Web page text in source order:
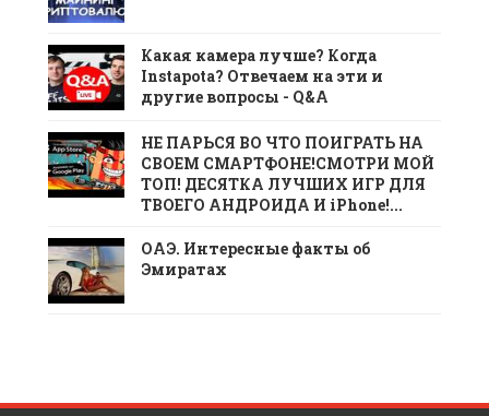
Какая камера лучше? Когда
Instapota? Отвечаем на эти и
другие вопросы - Q&A
НЕ ПАРЬСЯ ВО ЧТО ПОИГРАТЬ НА
СВОЕМ СМАРТФОНЕ!СМОТРИ МОЙ
ТОП! ДЕСЯТКА ЛУЧШИХ ИГР ДЛЯ
ТВОЕГО АНДРОИДА И iPhone!...
ОАЭ. Интересные факты об
Эмиратах